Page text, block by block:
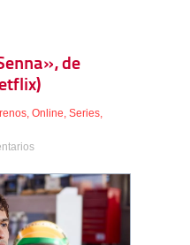
de
, Online, Series,